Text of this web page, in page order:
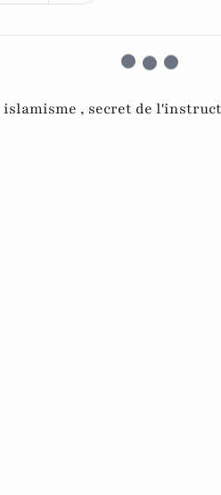
islamisme , secret de